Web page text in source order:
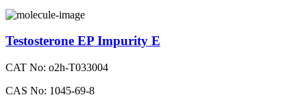
Testosterone EP Impurity E
CAT No: o2h-T033004
CAS No: 1045-69-8